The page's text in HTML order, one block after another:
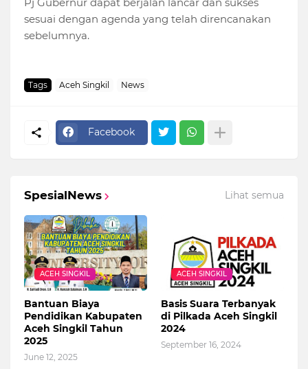
sesuai dengan agenda yang telah direncanakan
sebelumnya.
Tags Aceh Singkil News
Facebook
SpesialNews Lihat semua
ACEH SINGKIL
Bantuan Biaya
Pendidikan Kabupaten
Aceh Singkil Tahun
2025
June 12, 2025
ACEH SINGKIL
Basis Suara Terbanyak
di Pilkada Aceh Singkil
2024
September 16, 2024